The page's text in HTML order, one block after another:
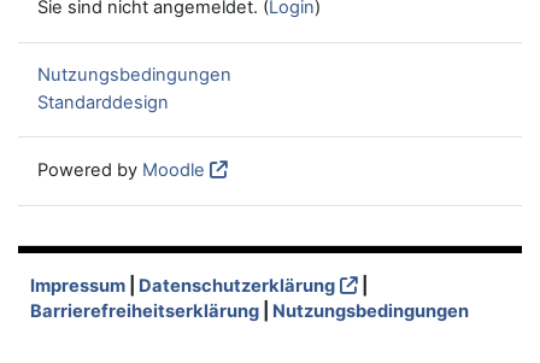
Sie sind nicht angemeldet. (Login)
Nutzungsbedingungen
Standarddesign
Powered by Moodle
Impressum Datenschutzerklärung
Barrierefreiheitserklärung
Nutzungsbedingungen